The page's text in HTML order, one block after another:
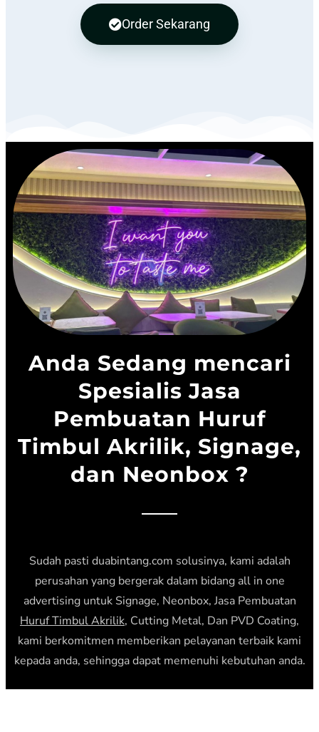
Order Sekarang
Anda Sedang mencari
Spesialis Jasa
Pembuatan Huruf
Timbul Akrilik, Signage,
dan Neonbox ?
Sudah pasti duabintang.com solusinya, kami adalah
perusahan yang bergerak dalam bidang all in one
advertising untuk Signage, Neonbox, Jasa Pembuatan
Huruf Timbul Akrilik, Cutting Metal, Dan PVD Coating,
kami berkomitmen memberikan pelayanan terbaik kami
kepada anda, sehingga dapat memenuhi kebutuhan anda.